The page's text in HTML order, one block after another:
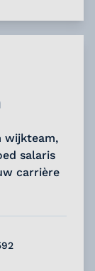
wijkteam,
salaris
carrière